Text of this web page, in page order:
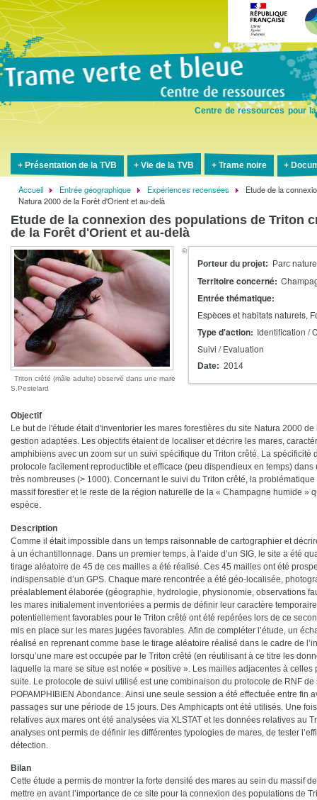
Centre de ressources pour
Présentation de la TVB Vie de la TVB Trame noire
Fil
d'Ariane
Accueil Entrée géographique Expériences recensées
Etude de la
Natura 2000 de la Forêt d'Orient et au-delà
Etude de la connexion des populations de Triton
de la Forêt d'Orient et au-delà
Triton crêté (mâle adulte) observé dans une mare
S.Pestelard
Porteur du projet Parc
Territoire concerné
Entrée thématique
Espèces et habitats naturels
Type d'action Identification /
Suivi / Evaluation
Date 2014
Objectif
Le but de l'étude était d'inventorier les mares forestières du site Natura 2000
gestion adaptées. Les objectifs étaient de localiser et décrire les mares,
amphibiens avec un zoom sur un suivi spécifique du Triton crêté. La spécificité
protocole facilement reproductible et efficace (peu dispendieux en temps)
très nombreuses (> 1000). Concernant le suivi du Triton crêté, la
massif forestier et le reste de la région naturelle de la « Champagne humide »
espèce.
Description
Comme il était impossible dans un temps raisonnable de cartographier et
à un échantillonnage. Dans un premier temps, à l’aide d’un SIG, le site a été
tirage aléatoire de 45 de ces mailles a été réalisé. Ces 45 mailles ont été
indispensable d’un GPS. Chaque mare rencontrée a été géo-localisée,
préalablement élaborée (géographie, hydrologie, physionomie, observations
les mares initialement inventoriées a permis de définir leur caractère
potentiellement favorables pour le Triton crêté ont été repérées lors de ce
mis en place sur les mares jugées favorables. Afin de compléter l’étude, un
réalisé en reprenant comme base le tirage aléatoire réalisé dans le cadre de
lorsqu’une mare est occupée par le Triton crêté (en réutilisant à ce titre les
laquelle la mare se situe est notée « positive ». Les mailles adjacentes à
suite. Le protocole de suivi utilisé est une combinaison du protocole de RNF
POPAMPHIBIEN Abondance. Ainsi une seule session a été effectuée entre fin
passages sur une période de 15 jours. Des Amphicapts ont été utilisés. Une
relatives aux mares ont été analysées via XLSTAT et les données relatives au
analyses ont permis de définir les différentes typologies de mares, de tester
détection.
Bilan
Cette étude a permis de montrer la forte densité des mares au sein du massif
mettre en avant l’importance de ce site pour la connexion des populations de